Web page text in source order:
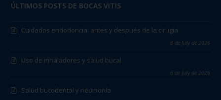
ÚLTIMOS POSTS DE BOCAS VITIS
Cuidados endodoncia: antes y después de la cirugía
6 de July de 2026
Uso de inhaladores y salud bucal
6 de July de 2026
Salud bucodental y neumonía